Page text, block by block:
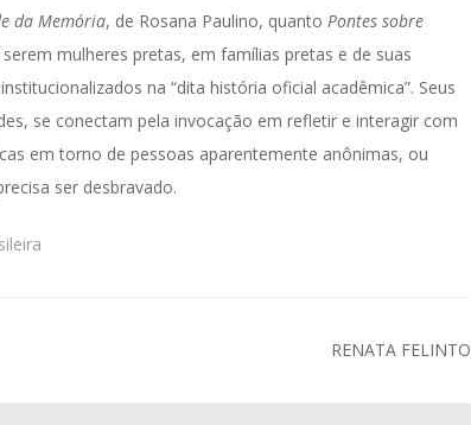
da Memória, de Rosana Paulino, quanto Pontes sobre
mulheres pretas, em famílias pretas e de suas
na “dita história oficial acadêmica”. Seus
se conectam pela invocação em refletir e interagir com
em torno de pessoas aparentemente anônimas, ou
ser desbravado.
RENATA FELINTO